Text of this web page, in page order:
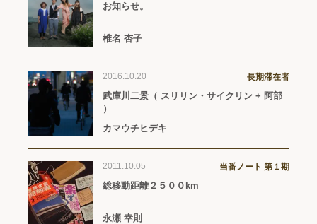
お知らせ。
椎名 杏子
2016.10.20 長期滞在者
武庫川二景（ スリリン・サイクリン + 阿部
）
カマウチヒデキ
2011.10.05 当番ノート 第１期
総移動距離２５００km
永瀬 幸則